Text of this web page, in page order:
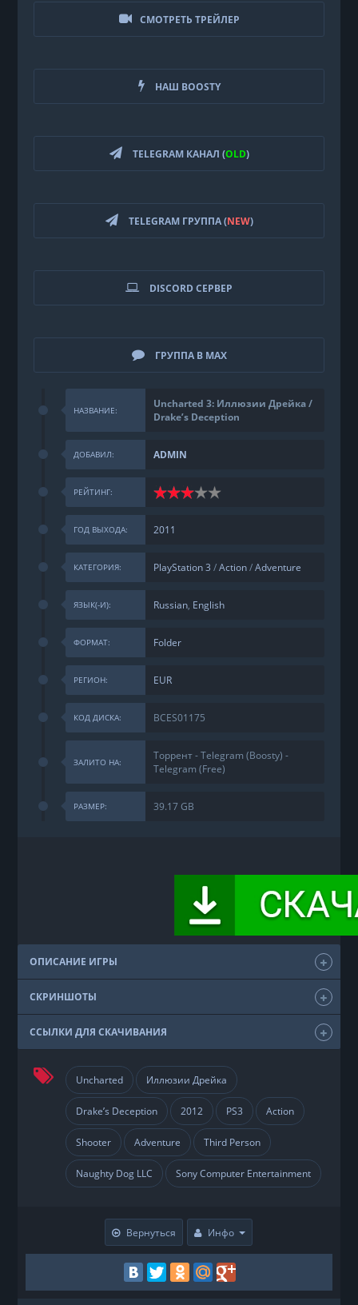
СМОТРЕТЬ ТРЕЙЛЕР
НАШ BOOSTY
TELEGRAM КАНАЛ (OLD)
TELEGRAM ГРУППА (NEW)
DISCORD СЕРВЕР
ГРУППА В MAX
НАЗВАНИЕ:
Uncharted 3: Иллюзии Дрейка /
Drake’s Deception
ДОБАВИЛ: ADMIN
РЕЙТИНГ:
ГОД ВЫХОДА: 2011
КАТЕГОРИЯ: PlayStation 3 /Action/Adventure
ЯЗЫК(-И): Russian, English
ФОРМАТ: Folder
РЕГИОН: EUR
КОД ДИСКА: BCES01175
ЗАЛИТО НА:
Торрент - Telegram (Boosty) -
Telegram (Free)
РАЗМЕР: 39.17 GB
ОПИСАНИЕ ИГРЫ
СКРИНШОТЫ
ССЫЛКИ ДЛЯ СКАЧИВАНИЯ
Uncharted Иллюзии Дрейка
Drake’s Deception 2012 PS3 Action
Shooter Adventure Third Person
Naughty Dog LLC Sony Computer Entertainment
Вернуться Инфо